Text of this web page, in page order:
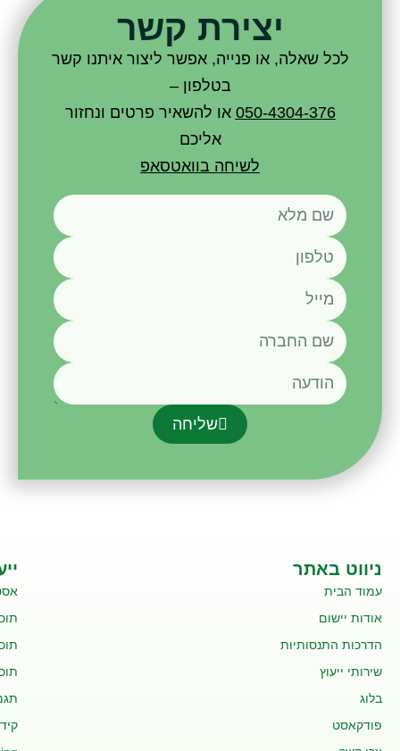
יצירת קשר
לכל שאלה, או פנייה, אפשר ליצור איתנו קשר
בטלפון –
050-4304-376 או להשאיר פרטים ונחזור
אליכם
לשיחה בוואטסאפ
שליחה
ניווט באתר
עמוד הבית
אודות יישום
הדרכות התנסותיות
שירותי ייעוץ
בלוג
פודקאסט